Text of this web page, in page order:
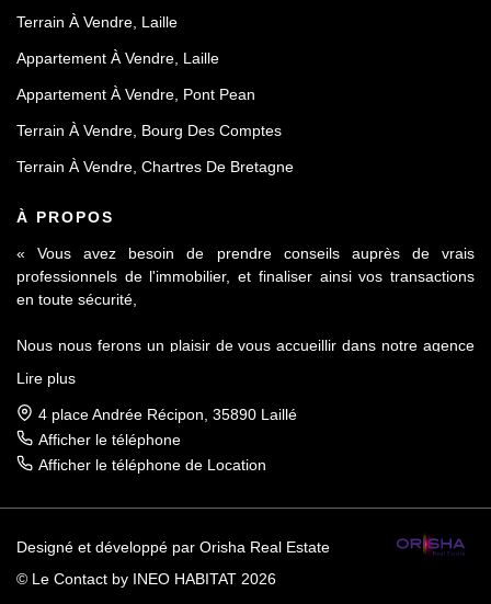
Terrain À Vendre, Laille
Appartement À Vendre, Laille
Appartement À Vendre, Pont Pean
Terrain À Vendre, Bourg Des Comptes
Terrain À Vendre, Chartres De Bretagne
À PROPOS
« Vous avez besoin de prendre conseils auprès de vrais
professionnels de l'immobilier, et finaliser ainsi vos transactions
en toute sécurité,
Nous nous ferons un plaisir de vous accueillir dans notre agence
sur l'axe Rennes-Nantes.
Réputés pour notre sérieux et notre déontologie, membre de la
FNAIM et du Fichier commun Exclusivité AMEPI nous saurons
démarches.
Nous vous apporterons toutes les informations concernant les
plans locaux d'urbanisme, les infrastructures, les commerces et
Lire plus
4 place Andrée Récipon, 35890 Laillé
Afficher le téléphone
Afficher le téléphone de Location
Designé et développé par Orisha Real Estate
© Le Contact by INEO HABITAT 2026